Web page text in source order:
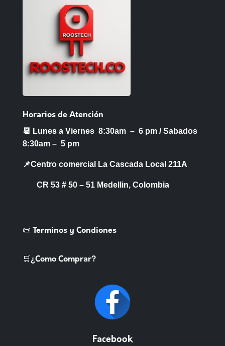
Horarios de Atención
📆 Lunes a Viernes 8:30am – 6 pm /Sabados
8:30am – 5 pm
📌Centro comercial La Cascada Local 211A
CR 53 # 50 – 51 Medellin, Colombia
📜 Terminos y Condiones
🛒¿Como Comprar?
Facebook